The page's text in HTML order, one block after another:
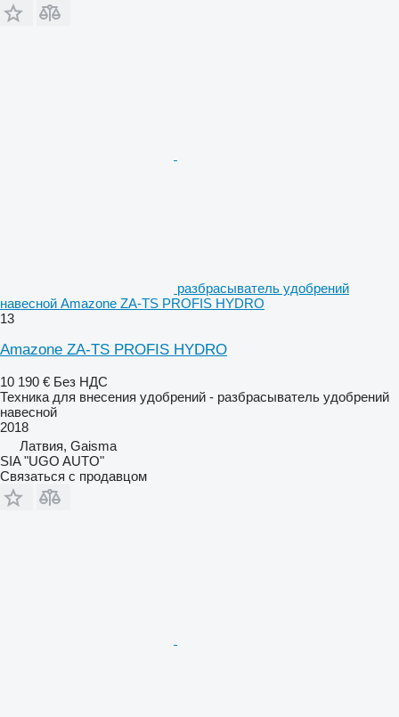
разбрасыватель удобрений
навесной Amazone ZA-TS PROFIS HYDRO
13
Amazone ZA-TS PROFIS HYDRO
10 190 € Без НДС
Техника для внесения удобрений - разбрасыватель удобрений
навесной
2018
Латвия, Gaisma
SIA "UGO AUTO"
Связаться с продавцом